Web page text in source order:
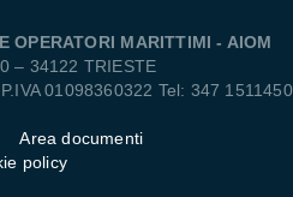
OPERATORI MARITTIMI - AIOM
– 34122 TRIESTE
01098360322 Tel: 347 1511450
Area documenti
policy